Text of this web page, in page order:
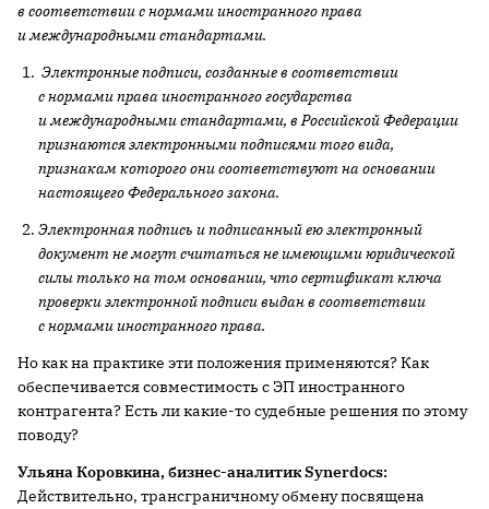
в соответствии с нормами иностранного права
и международными стандартами.
Электронные подписи, созданные в соответствии
с нормами права иностранного государства
и международными стандартами, в Российской Федерации
признаются электронными подписями того вида,
признакам которого они соответствуют на основании
настоящего Федерального закона.
Электронная подпись и подписанный ею электронный
документ не могут считаться не имеющими юридической
силы только на том основании, что сертификат ключа
проверки электронной подписи выдан в соответствии
с нормами иностранного права.
Но как на практике эти положения применяются? Как
обеспечивается совместимость с ЭП иностранного
контрагента? Есть ли какие-то судебные решения по этому
поводу?
Ульяна Коровкина, бизнес-аналитикSynerdocs:
Действительно, трансграничному обмену посвящена